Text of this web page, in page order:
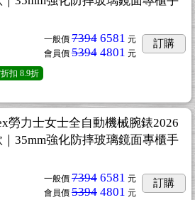
一般價 7394 6581 元
會員價 5394 4801 元
訂購
扣 8.9折
勞力士女士全自動機械腕錶2026
｜35mm強化防摔玻璃鏡面專櫃手
一般價 7394 6581 元
會員價 5394 4801 元
訂購